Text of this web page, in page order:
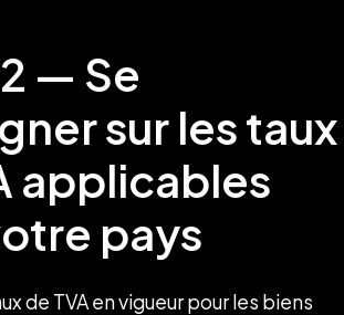
— Se
sur les taux
applicables
pays
de TVA en vigueur pour les biens